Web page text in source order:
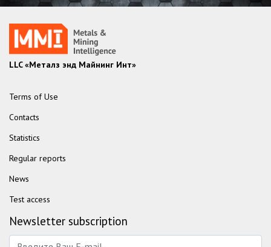
LLC «Металз энд Майнинг Инт»
Terms of Use
Contacts
Statistics
Regular reports
News
Test access
Newsletter subscription